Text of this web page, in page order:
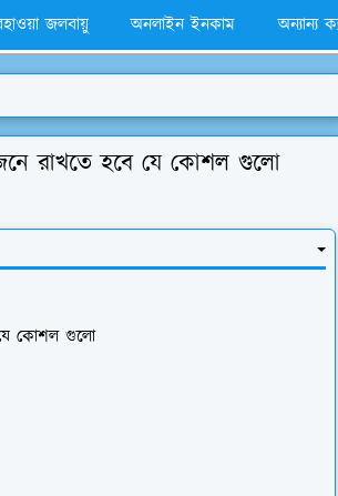
জলবায়ু অনলাইন ইনকাম অন্যান্য
রাখতে হবে যে কোশল গুলো
যে কোশল গুলো